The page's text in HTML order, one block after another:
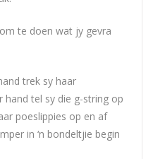
te doen wat jy gevra
trek sy haar
hand tel sy die g-string op
poeslippies op en af
in ‘n bondeltjie begin